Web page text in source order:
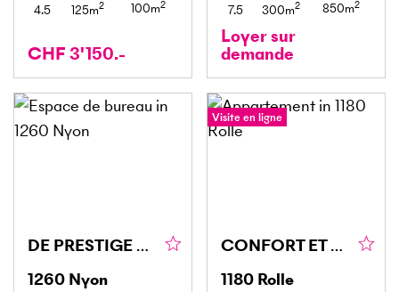
4.5 125m2 100m2
CHF 3'150.-
7.5 300m2 850m2
Loyer sur
demande
DE PRESTIGE À LA PLACE BEL-AIR
1260 Nyon
Visite en ligne
CONFORT ET PRESTIGE À DEUX PAS DU LÉMAN
1180 Rolle